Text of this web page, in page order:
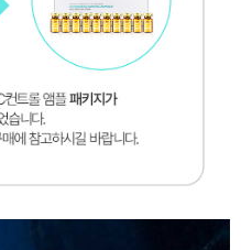
PAYCO 바로구매